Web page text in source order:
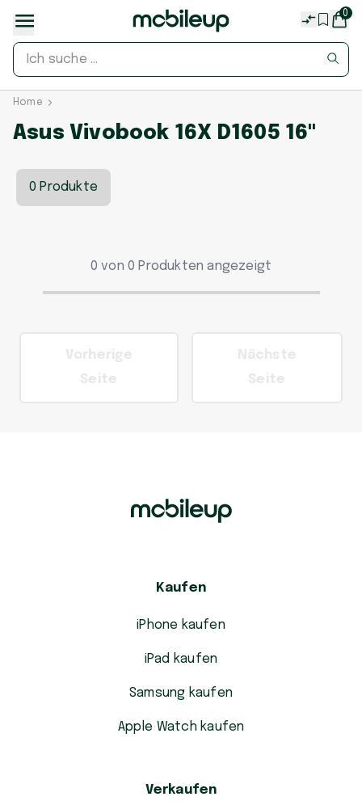
0
Home
Asus Vivobook 16X D1605 16"
0 Produkte
0 von 0 Produkten angezeigt
Kaufen
iPhone kaufen
iPad kaufen
Samsung kaufen
Apple Watch kaufen
Verkaufen